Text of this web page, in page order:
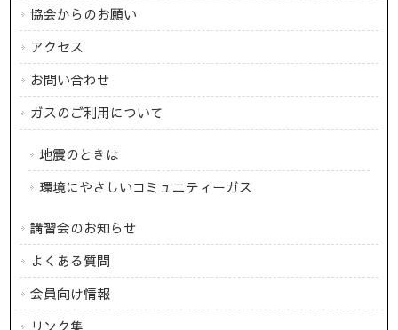
協会からのお願い
アクセス
お問い合わせ
ガスのご利用について
地震のときは
環境にやさしいコミュニティーガス
講習会のお知らせ
よくある質問
会員向け情報
リンク集